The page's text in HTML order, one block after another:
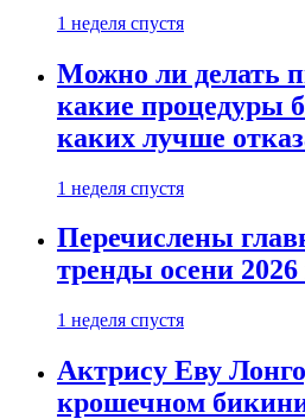
1 неделя спустя
Можно ли делать
какие процедуры
каких лучше
1 неделя спустя
Перечислены
тренды осени 2026
1 неделя спустя
Актрису Еву
крошечном